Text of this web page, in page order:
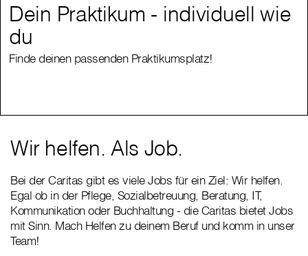
Dein Praktikum - individuell wie
du
Finde deinen passenden Praktikumsplatz!
Dein Praktikum - individuell wie
du
Finde deinen passenden Praktikumsplatz!
Wir helfen. Als Job.
Bei der Caritas gibt es viele Jobs für ein Ziel: Wir helfen.
Egal ob in der Pflege, Sozialbetreuung, Beratung, IT,
Kommunikation oder Buchhaltung - die Caritas bietet Jobs
mit Sinn. Mach Helfen zu deinem Beruf und komm in unser
Team!